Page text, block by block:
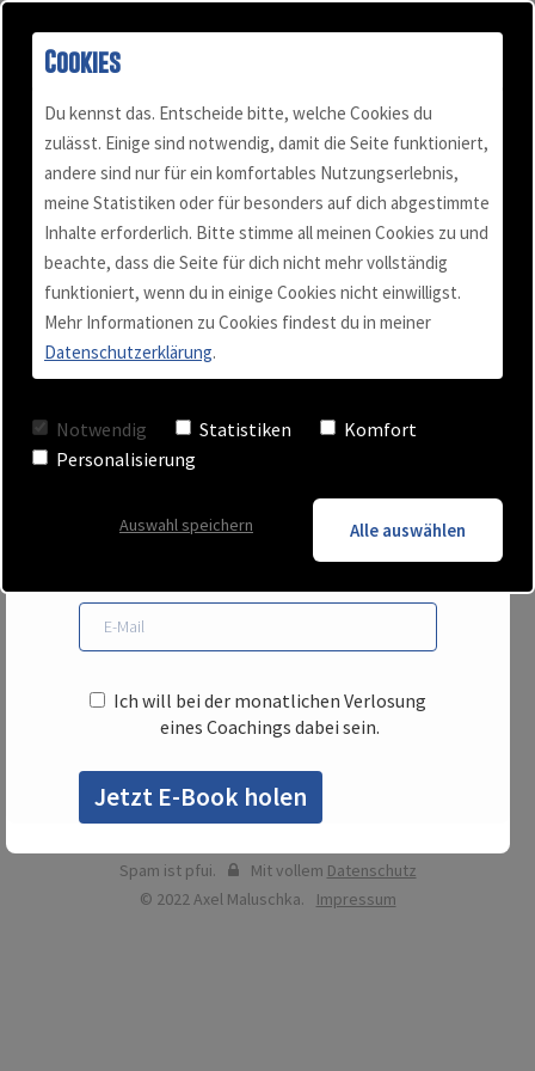
Hol dir mein kostenloses Mini-E-Book!
MEINE 5 BESTEN TIPPS
Wie +500 Euro pro Tag
dein neues Normal wird
Ich will bei der monatlichen Verlosung
eines Coachings dabei sein.
Jetzt E-Book holen
Spam ist pfui. Mit vollem Datenschutz
© 2022 Axel Maluschka.
Impressum
Cookies
Du kennst das. Entscheide bitte, welche Cookies du
zulässt. Einige sind notwendig, damit die Seite funktioniert,
andere sind nur für ein komfortables Nutzungserlebnis,
meine Statistiken oder für besonders auf dich abgestimmte
Inhalte erforderlich. Bitte stimme all meinen Cookies zu und
beachte, dass die Seite für dich nicht mehr vollständig
funktioniert, wenn du in einige Cookies nicht einwilligst.
Mehr Informationen zu Cookies findest du in meiner
Datenschutzerklärung.
Notwendig Statistiken
Komfort
Personalisierung
Auswahl speichern Alle auswählen